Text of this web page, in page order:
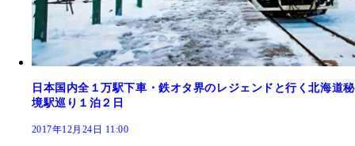
日本国内全１万駅下車・鉄オタ界のレジェンドと行く北海道秘
境駅巡り１泊２日
2017年12月24日 11:00